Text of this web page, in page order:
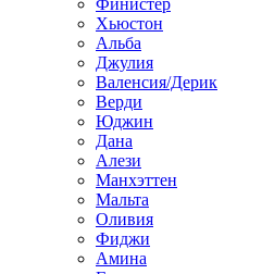
Финистер
Хьюстон
Альба
Джулия
Валенсия/Дерик
Верди
Юджин
Дана
Алези
Манхэттен
Мальта
Оливия
Фиджи
Амина